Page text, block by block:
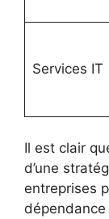
Services IT
Il est clair
d’une
entreprises